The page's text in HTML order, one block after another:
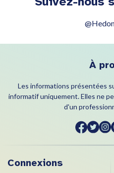
À
Les informations présentées
informatif uniquement. Elles ne
d'un
Connexions